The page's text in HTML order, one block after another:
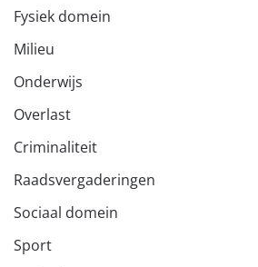
Fysiek domein
Milieu
Onderwijs
Overlast
Criminaliteit
Raadsvergaderingen
Sociaal domein
Sport